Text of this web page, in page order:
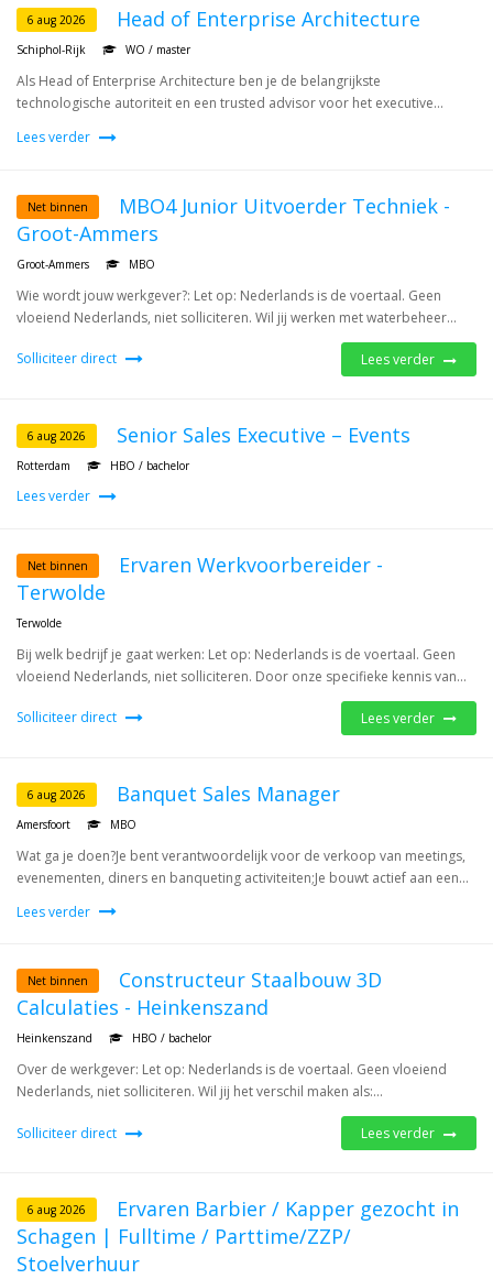
6 aug 2026 Head of Enterprise Architecture
Schiphol-Rijk WO / master
Als Head of Enterprise Architecture ben je de belangrijkste
technologische autoriteit en een trusted advisor voor het executive...
Lees verder
Net binnen
MBO4 Junior Uitvoerder Techniek -
Groot-Ammers
Groot-Ammers MBO
Wie wordt jouw werkgever?: Let op: Nederlands is de voertaal. Geen
vloeiend Nederlands, niet solliciteren. Wil jij werken met waterbeheer...
Solliciteer direct Lees verder
6 aug 2026 Senior Sales Executive – Events
Rotterdam HBO / bachelor
Lees verder
Net binnen
Ervaren Werkvoorbereider -
Terwolde
Terwolde
Bij welk bedrijf je gaat werken: Let op: Nederlands is de voertaal. Geen
vloeiend Nederlands, niet solliciteren. Door onze specifieke kennis van...
Solliciteer direct Lees verder
6 aug 2026 Banquet Sales Manager
Amersfoort MBO
Wat ga je doen?Je bent verantwoordelijk voor de verkoop van meetings,
evenementen, diners en banqueting activiteiten;Je bouwt actief aan een...
Lees verder
Net binnen
Constructeur Staalbouw 3D
Calculaties - Heinkenszand
Heinkenszand HBO / bachelor
Over de werkgever: Let op: Nederlands is de voertaal. Geen vloeiend
Nederlands, niet solliciteren. Wil jij het verschil maken als:...
Solliciteer direct Lees verder
6 aug 2026
Ervaren Barbier / Kapper gezocht in
Schagen | Fulltime / Parttime/ZZP/
Stoelverhuur